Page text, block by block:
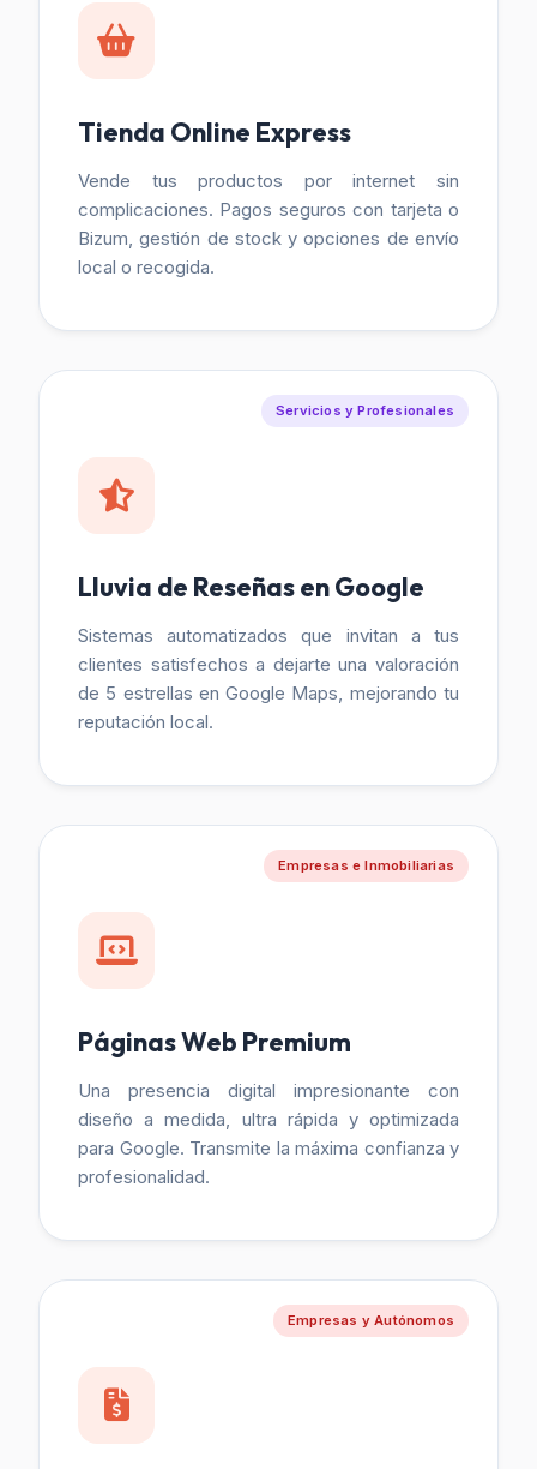
Tienda Online Express
Vende tus productos por internet sin
complicaciones. Pagos seguros con tarjeta o
Bizum, gestión de stock y opciones de envío
local o recogida.
Servicios y Profesionales
Lluvia de Reseñas en Google
Sistemas automatizados que invitan a tus
clientes satisfechos a dejarte una valoración
de 5 estrellas en Google Maps, mejorando tu
reputación local.
Empresas e Inmobiliarias
Páginas Web Premium
Una presencia digital impresionante con
diseño a medida, ultra rápida y optimizada
para Google. Transmite la máxima confianza y
profesionalidad.
Empresas y Autónomos